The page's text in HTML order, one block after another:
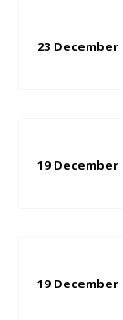
23 December
19 December
19 December